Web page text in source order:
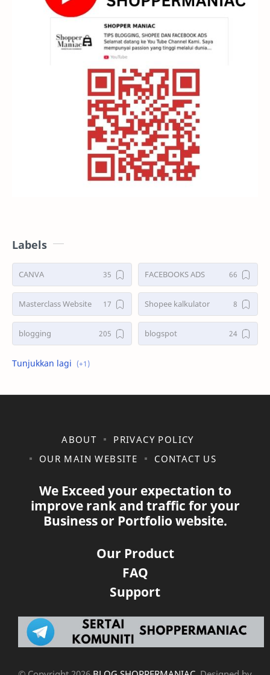
Labels
CANVA FACEBOOKS ADS
Masterclass Website Shopee kalkulator
blogging blogspot
shopee
ABOUT
PRIVACY POLICY
OUR MAIN WEBSITE
CONTACT US
We Exceed your expectation to
improve rank and traffic for your
Business or Portfolio website.
Our Product
FAQ
Support